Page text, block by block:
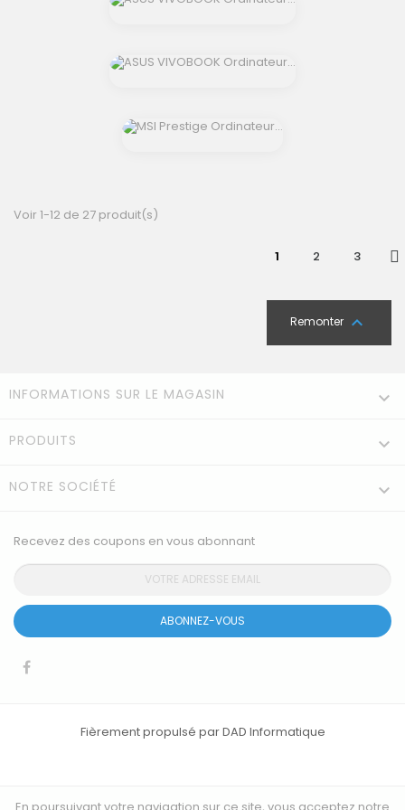
Voir 1-12 de 27 produit(s)
1 2 3
Remonter 
INFORMATIONS SUR LE MAGASIN 
PRODUITS 
NOTRE SOCIÉTÉ 
Recevez des coupons en vous abonnant
ABONNEZ-VOUS
Fièrement propulsé par DAD Informatique
En poursuivant votre navigation sur ce site, vous acceptez notre